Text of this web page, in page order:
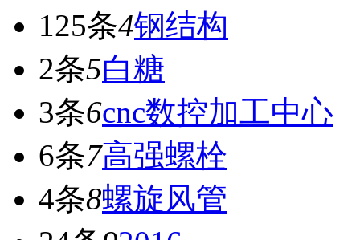
125条4钢结构
2条5白糖
3条6cnc数控加工中心
6条7高强螺栓
4条8螺旋风管